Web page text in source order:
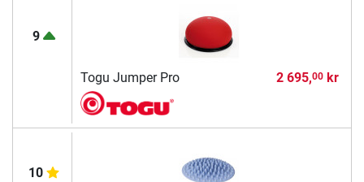
9
Togu Jumper Pro 2 695,00kr
10